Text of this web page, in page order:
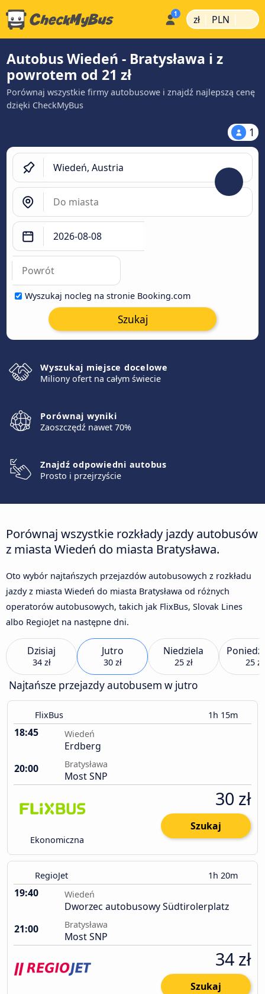
zł | PLN |
Autobus Wiedeń - Bratysława i z
powrotem od 21 zł
Porównaj wszystkie firmy autobusowe i znajdź najlepszą cenę
dzięki CheckMyBus
1
Wyszukaj nocleg na stronie Booking.com
Szukaj
Wyszukaj miejsce docelowe
Miliony ofert na całym świecie
Porównaj wyniki
Zaoszczędź nawet 70%
Znajdź odpowiedni autobus
Prosto i przejrzyście
Porównaj wszystkie rozkłady jazdy autobusów
z miasta Wiedeń do miasta Bratysława.
Oto wybór najtańszych przejazdów autobusowych z rozkładu
jazdy z miasta Wiedeń do miasta Bratysława od różnych
operatorów autobusowych, takich jak FlixBus, Slovak Lines
albo RegioJet na następne dni.
Dzisiaj
34 zł
Jutro
30 zł
Niedziela
25 zł 25 zł
Najtańsze przejazdy autobusem w jutro
FlixBus 1h 15m
18:45 Wiedeń
Erdberg
20:00
Bratysława
Most SNP
Ekonomiczna
30 zł
Szukaj
RegioJet 1h 20m
19:40 Wiedeń
Dworzec autobusowy Südtirolerplatz
21:00
Bratysława
Most SNP
34 zł
Szukaj